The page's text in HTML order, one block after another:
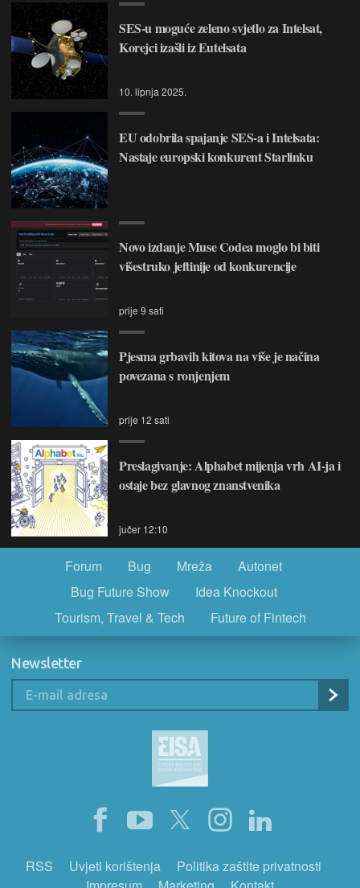
SES-u moguće zeleno svjetlo za Intelsat,
Korejci izašli iz Eutelsata
10. lipnja 2025.
EU odobrila spajanje SES-a i Intelsata:
Nastaje europski konkurent Starlinku
Novo izdanje Muse Codea moglo bi biti
višestruko jeftinije od konkurencije
prije 9 sati
Pjesma grbavih kitova na više je načina
povezana s ronjenjem
prije 12 sati
Preslagivanje: Alphabet mijenja vrh AI-ja i
ostaje bez glavnog znanstvenika
jučer 12:10
Forum Bug Mreža
Autonet
Bug Future Show
Idea Knockout
Tourism, Travel & Tech
Future of Fintech
Newsletter
RSS Uvjeti korištenja
Politika zaštite privatnosti